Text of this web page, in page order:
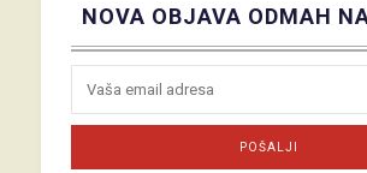
NOVA OBJAVA ODMAH